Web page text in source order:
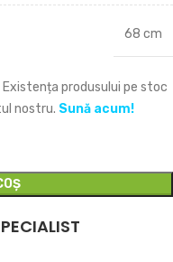
68 cm
Existența produsului pe stoc
nostru. Sună acum!